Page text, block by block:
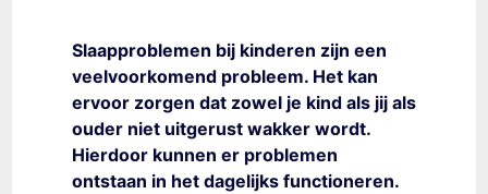
Slaapproblemen bij kinderen zijn een
veelvoorkomend probleem. Het kan
ervoor zorgen dat zowel je kind als jij als
ouder niet uitgerust wakker wordt.
Hierdoor kunnen er problemen
ontstaan in het dagelijks functioneren.